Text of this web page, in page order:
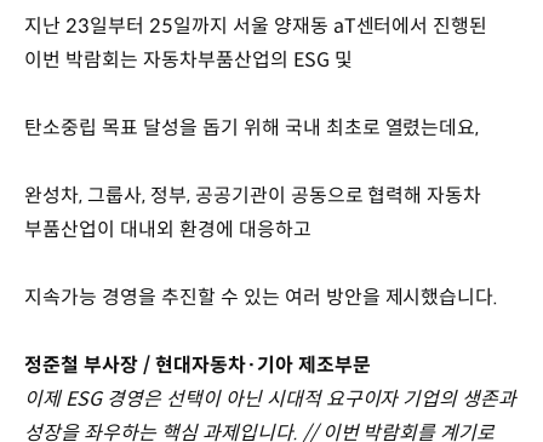
지난 23일부터 25일까지 서울 양재동 aT센터에서 진행된
이번 박람회는 자동차부품산업의 ESG 및
탄소중립 목표 달성을 돕기 위해 국내 최초로 열렸는데요,
완성차, 그룹사, 정부, 공공기관이 공동으로 협력해 자동차
부품산업이 대내외 환경에 대응하고
지속가능 경영을 추진할 수 있는 여러 방안을 제시했습니다.
정준철 부사장 / 현대자동차·기아 제조부문
이제 ESG 경영은 선택이 아닌 시대적 요구이자 기업의 생존과
성장을 좌우하는 핵심 과제입니다. // 이번 박람회를 계기로